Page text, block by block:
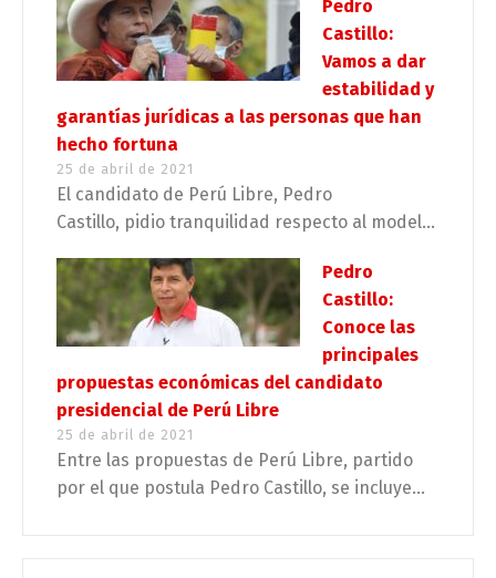
Pedro
Castillo:
Vamos a dar
estabilidad y
garantías jurídicas a las personas que han
hecho fortuna
25 de abril de 2021
El candidato de Perú Libre, Pedro
Castillo, pidio tranquilidad respecto al model...
Pedro
Castillo:
Conoce las
principales
propuestas económicas del candidato
presidencial de Perú Libre
25 de abril de 2021
Entre las propuestas de Perú Libre, partido
por el que postula Pedro Castillo, se incluye...